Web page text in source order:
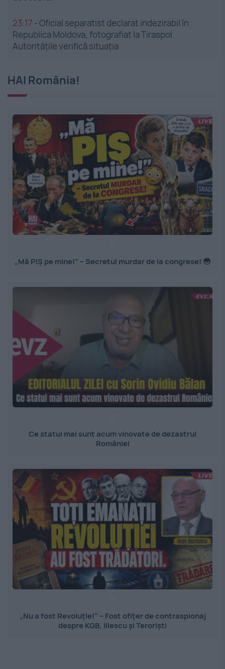
23:17 -Oficial separatist declarat indezirabil în
Republica Moldova, fotografiat la Tiraspol.
Autoritățile verifică situația
HAI România!
„Mă PIȘ pe mine!” – Secretul murdar de la congrese! 😳
Ce statui mai sunt acum vinovate de dezastrul
României
„Nu a fost Revoluție!” – Fost ofițer de contraspionaj
despre KGB, Iliescu și Teroriști